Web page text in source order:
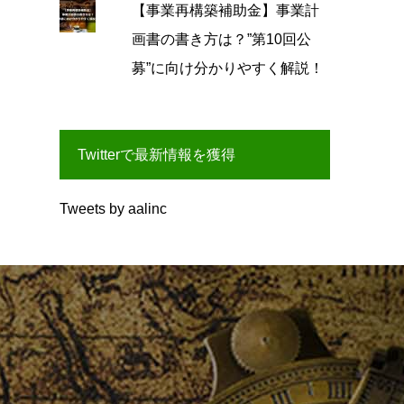
【事業再構築補助金】事業計
画書の書き方は？”第10回公
募”に向け分かりやすく解説！
Twitterで最新情報を獲得
Tweets by aalinc